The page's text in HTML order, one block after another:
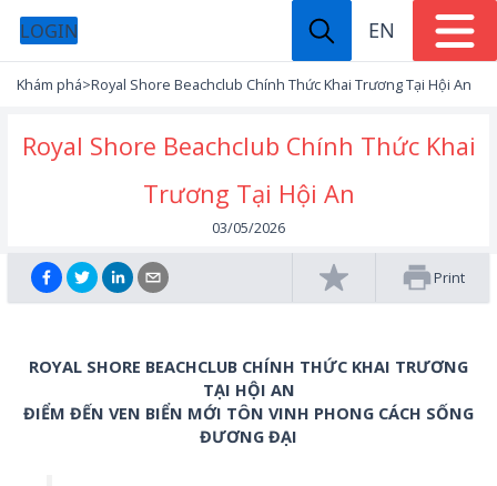
LOGIN EN
Khám phá>Royal Shore Beachclub Chính Thức Khai Trương Tại Hội An
Royal Shore Beachclub Chính Thức Khai
Trương Tại Hội An
03/05/2026
Print
ROYAL SHORE BEACHCLUB CHÍNH THỨC KHAI TRƯƠNG
TẠI HỘI AN
ĐIỂM ĐẾN VEN BIỂN MỚI TÔN VINH PHONG CÁCH SỐNG
ĐƯƠNG ĐẠI